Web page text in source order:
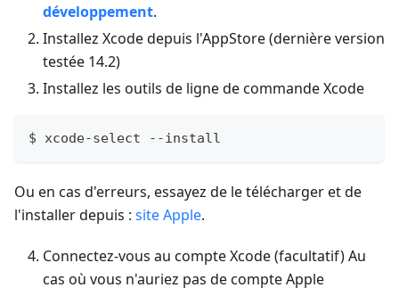
développement.
Installez Xcode depuis l'AppStore (dernière version
testée 14.2)
Installez les outils de ligne de commande Xcode
$ xcode-select --install
Ou en cas d'erreurs, essayez de le télécharger et de
l'installer depuis : site Apple.
Connectez-vous au compte Xcode (facultatif) Au
cas où vous n'auriez pas de compte Apple